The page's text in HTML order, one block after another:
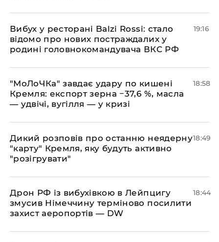
​Вибух у ресторані Balzi Rossi: стало
відомо про нових постраждалих у
родині головнокомандувача ВКС РФ
19:16
​"МоЛоЧКа" завдає удару по кишені
Кремля: експорт зерна −37,6 %, масла
— удвічі, вугілля — у кризі
18:58
​Дикий розповів про останню неядерну
"карту" Кремля, яку будуть активно
"розігрувати"
18:49
​Дрон РФ із вибухівкою в Лейпцигу
змусив Німеччину терміново посилити
захист аеропортів — DW
18:44